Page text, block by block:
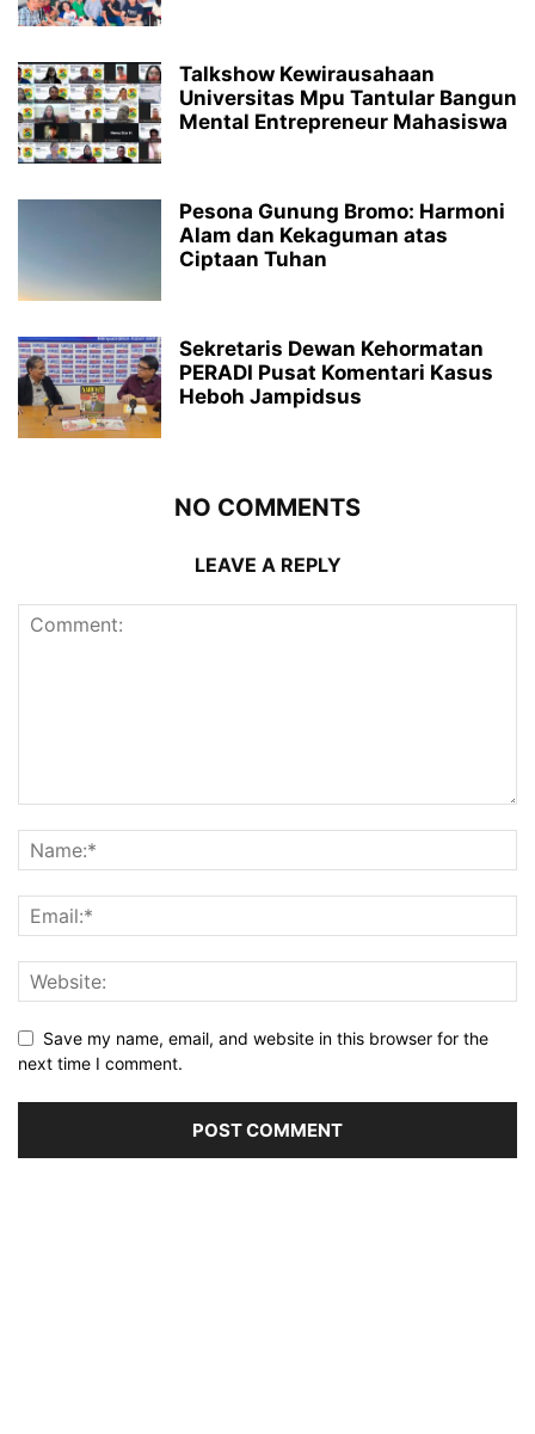
Talkshow Kewirausahaan
Universitas Mpu Tantular Bangun
Mental Entrepreneur Mahasiswa
Pesona Gunung Bromo: Harmoni
Alam dan Kekaguman atas
Ciptaan Tuhan
Sekretaris Dewan Kehormatan
PERADI Pusat Komentari Kasus
Heboh Jampidsus
NO COMMENTS
LEAVE A REPLY
Save my name, email, and website in this browser for the
next time I comment.